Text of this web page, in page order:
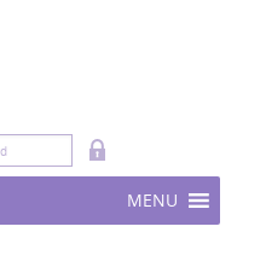
MENU